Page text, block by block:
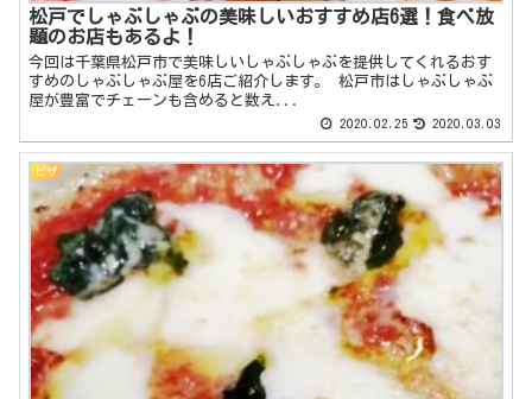
松戸でしゃぶしゃぶの美味しいおすすめ店6選！食べ放
題のお店もあるよ！
今回は千葉県松戸市で美味しいしゃぶしゃぶを提供してくれるおす
すめのしゃぶしゃぶ屋を6店ご紹介します。 松戸市はしゃぶしゃぶ
屋が豊富でチェーンも含めると数え...
2020.02.25 2020.03.03
ピザ